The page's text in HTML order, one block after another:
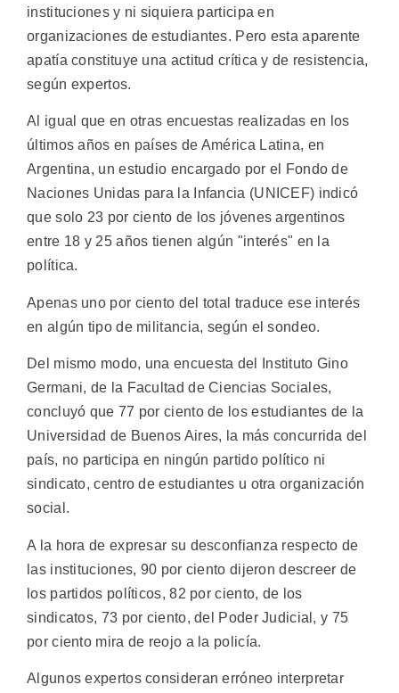
instituciones y ni siquiera participa en
organizaciones de estudiantes. Pero esta aparente
apatía constituye una actitud crítica y de resistencia,
según expertos.
Al igual que en otras encuestas realizadas en los
últimos años en países de América Latina, en
Argentina, un estudio encargado por el Fondo de
Naciones Unidas para la Infancia (UNICEF) indicó
que solo 23 por ciento de los jóvenes argentinos
entre 18 y 25 años tienen algún "interés" en la
política.
Apenas uno por ciento del total traduce ese interés
en algún tipo de militancia, según el sondeo.
Del mismo modo, una encuesta del Instituto Gino
Germani, de la Facultad de Ciencias Sociales,
concluyó que 77 por ciento de los estudiantes de la
Universidad de Buenos Aires, la más concurrida del
país, no participa en ningún partido político ni
sindicato, centro de estudiantes u otra organización
social.
A la hora de expresar su desconfianza respecto de
las instituciones, 90 por ciento dijeron descreer de
los partidos políticos, 82 por ciento, de los
sindicatos, 73 por ciento, del Poder Judicial, y 75
por ciento mira de reojo a la policía.
Algunos expertos consideran erróneo interpretar